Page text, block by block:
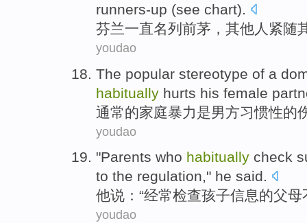
runners-up (see chart).
芬兰一直名列 前茅 ， 其他人 紧随
youdao
The popular stereotype of a
habitually hurts his female
通常的家庭暴力是男方习惯性的
youdao
"Parents who habitually check
to the regulation," he said.
他说：“经常检查孩子信息的父母
youdao